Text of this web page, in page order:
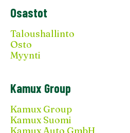
Osastot
Taloushallinto
Osto
Myynti
Kamux Group
Kamux Group
Kamux Suomi